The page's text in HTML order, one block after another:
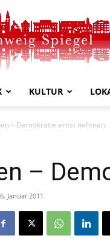
Spiegel
KULTUR
– Demokratie ernst nehmen
–
Januar 2011